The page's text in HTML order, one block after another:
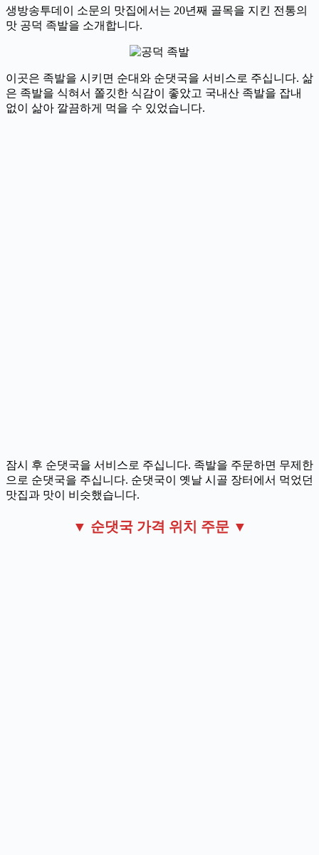
생방송투데이 소문의 맛집에서는 20년째 골목을 지킨 전통의
맛 공덕 족발을 소개합니다.
이곳은 족발을 시키면 순대와 순댓국을 서비스로 주십니다. 삶
은 족발을 식혀서 쫄깃한 식감이 좋았고 국내산 족발을 잡내
없이 삶아 깔끔하게 먹을 수 있었습니다.
잠시 후 순댓국을 서비스로 주십니다. 족발을 주문하면 무제한
으로 순댓국을 주십니다. 순댓국이 옛날 시골 장터에서 먹었던
맛집과 맛이 비슷했습니다.
▼ 순댓국 가격 위치 주문 ▼